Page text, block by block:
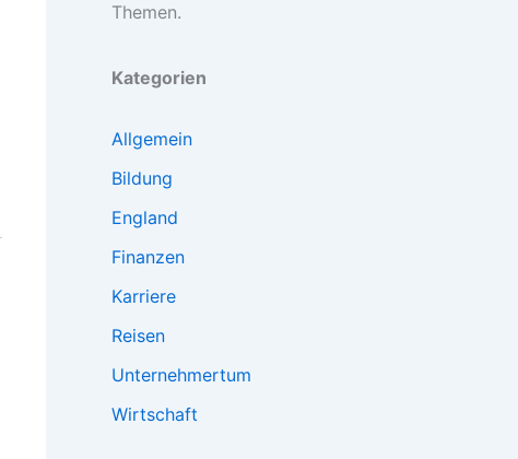
Themen.
Kategorien
Allgemein
Bildung
England
Finanzen
Karriere
Reisen
Unternehmertum
Wirtschaft